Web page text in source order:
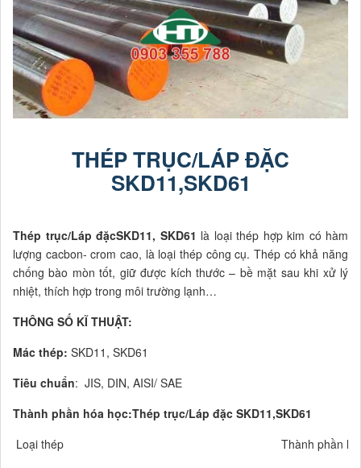
THÉP TRỤC/LÁP ĐẶC
SKD11,SKD61
Thép trục/Láp đặcSKD11, SKD61 là loại thép hợp kim có hàm
lượng cacbon- crom cao, là loại thép công cụ. Thép có khả năng
chống bào mòn tốt, giữ được kích thước – bề mặt sau khi xử lý
nhiệt, thích hợp trong môi trường lạnh…
THÔNG SỐ KĨ THUẬT:
Mác thép: SKD11, SKD61
Tiêu chuẩn: JIS, DIN, AISI/ SAE
Thành phần hóa học:Thép trục/Láp đặc SKD11,SKD61
Loại thép
Thành phần